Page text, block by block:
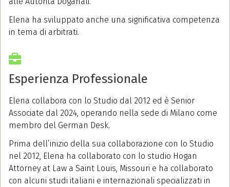
Elena ha sviluppato anche una significativa competenza
in tema di arbitrati.
Esperienza Professionale
Elena collabora con lo Studio dal 2012 ed è Senior
Associate dal 2024, operando nella sede di Milano come
membro del German Desk.
Prima dell’inizio della sua collaborazione con lo Studio
nel 2012, Elena ha collaborato con lo studio Hogan
Attorney at Law a Saint Louis, Missouri e ha collaborato
con alcuni studi italiani e internazionali specializzati in